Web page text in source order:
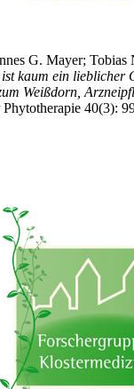
G. Mayer; Tobias
kaum ein lieblicher
Weißdorn,
40(3):